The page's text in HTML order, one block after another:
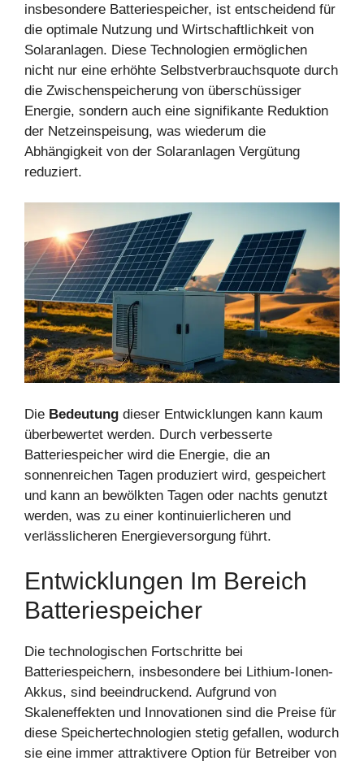
insbesondere Batteriespeicher, ist entscheidend für
die optimale Nutzung und Wirtschaftlichkeit von
Solaranlagen. Diese Technologien ermöglichen
nicht nur eine erhöhte Selbstverbrauchsquote durch
die Zwischenspeicherung von überschüssiger
Energie, sondern auch eine signifikante Reduktion
der Netzeinspeisung, was wiederum die
Abhängigkeit von der Solaranlagen Vergütung
reduziert.
Die Bedeutung dieser Entwicklungen kann kaum
überbewertet werden. Durch verbesserte
Batteriespeicher wird die Energie, die an
sonnenreichen Tagen produziert wird, gespeichert
und kann an bewölkten Tagen oder nachts genutzt
werden, was zu einer kontinuierlicheren und
verlässlicheren Energieversorgung führt.
Entwicklungen Im Bereich
Batteriespeicher
Die technologischen Fortschritte bei
Batteriespeichern, insbesondere bei Lithium-Ionen-
Akkus, sind beeindruckend. Aufgrund von
Skaleneffekten und Innovationen sind die Preise für
diese Speichertechnologien stetig gefallen, wodurch
sie eine immer attraktivere Option für Betreiber von